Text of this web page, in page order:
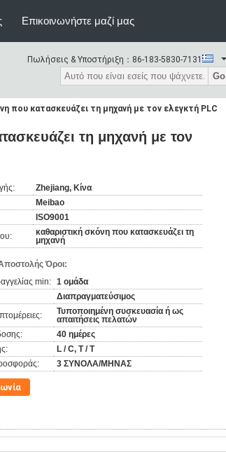
Επικοινωνήστε μαζί μας
Πωλήσεις & Υποστήριξη： 86-183-5830-7131
Go
που κατασκευάζει τη μηχανή με τον ελεγκτή PLC
τη μηχανή με τον
Zhejiang, Κίνα
Meibao
ISO9001
καθαριστική σκόνη που κατασκευάζει τη
μηχανή
Όροι:
min: 1 ομάδα
Διαπραγματεύσιμος
Τυποποιημένη συσκευασία ή ως
απαιτήσεις πελατών
40 ημέρες
L / C, T / T
3 ΣΥΝΟΛΑ/ΜΗΝΑΣ